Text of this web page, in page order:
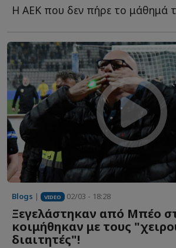
Blogs | VIDEO 02/03 - 18:28
Ξεγελάστηκαν από Μπέο
κοιμήθηκαν με τους
διαιτητές"!